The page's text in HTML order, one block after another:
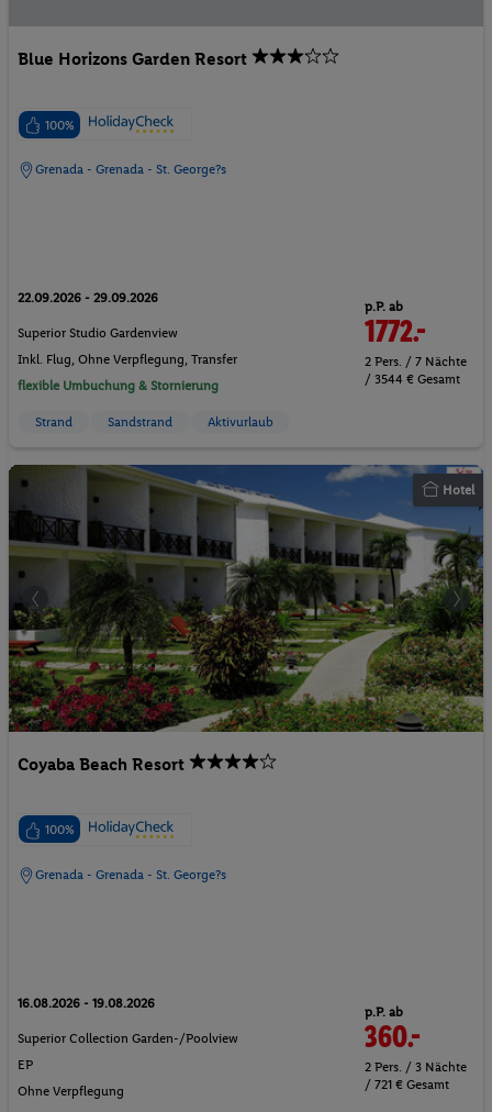
Blue Horizons Garden Resort
100%
Grenada - Grenada - St. George?s
22.09.2026 - 29.09.2026
Superior Studio Gardenview
Inkl. Flug, Ohne Verpflegung, Transfer
flexible Umbuchung & Stornierung
p.P. ab
1772.-
2 Pers. / 7 Nächte
/ 3544 € Gesamt
Strand Sandstrand Aktivurlaub
Hotel
Coyaba Beach Resort
100%
Grenada - Grenada - St. George?s
16.08.2026 - 19.08.2026
Superior Collection Garden-/Poolview
EP
Ohne Verpflegung
p.P. ab
360.-
2 Pers. / 3 Nächte
/ 721 € Gesamt